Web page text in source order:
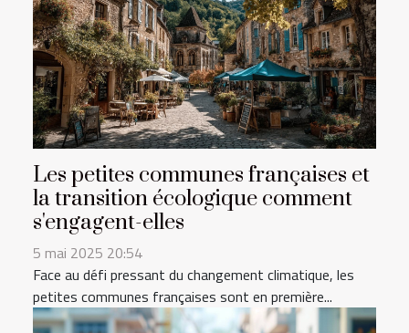
Les petites communes françaises et
la transition écologique comment
s'engagent-elles
5 mai 2025 20:54
Face au défi pressant du changement climatique, les
petites communes françaises sont en première...